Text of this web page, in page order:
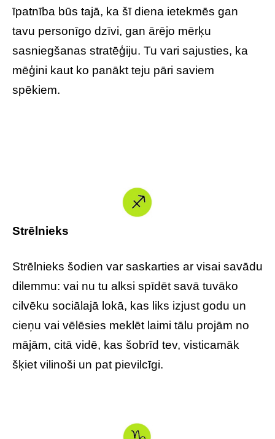
īpatnība būs tajā, ka šī diena ietekmēs gan
tavu personīgo dzīvi, gan ārējo mērķu
sasniegšanas stratēģiju. Tu vari sajusties, ka
mēģini kaut ko panākt teju pāri saviem
spēkiem.
Strēlnieks
Strēlnieks šodien var saskarties ar visai savādu
dilemmu: vai nu tu alksi spīdēt savā tuvāko
cilvēku sociālajā lokā, kas liks izjust godu un
cieņu vai vēlēsies meklēt laimi tālu projām no
mājām, citā vidē, kas šobrīd tev, visticamāk
šķiet vilinoši un pat pievilcīgi.